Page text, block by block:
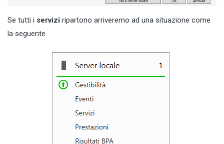
Se tutti i servizi ripartono arriveremo ad una situazione come
la seguente.